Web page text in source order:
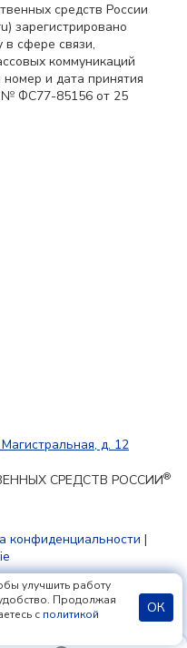
средств России
зарегистрировано
сфере связи,
коммуникаций
и дата принятия
№ ФС77-85156 от 25
д. 12
СРЕДСТВ РОССИИ®
конфиденциальности |
18+
улучшить работу
Продолжая
с политикой
ОК